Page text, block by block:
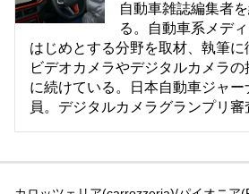
自動車雑誌編集者
る。自動車系メデ
はじめとする分野を取材、執筆に
ビデオカメラやデジタルカメラ
に続けている。日本自動車ジャー
員。デジタルカメラグランプリ審